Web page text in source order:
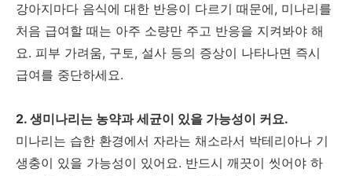
강아지마다 음식에 대한 반응이 다르기 때문에, 미나리를
처음 급여할 때는 아주 소량만 주고 반응을 지켜봐야 해
요. 피부 가려움, 구토, 설사 등의 증상이 나타나면 즉시
급여를 중단하세요.
2. 생미나리는 농약과 세균이 있을 가능성이 커요.
미나리는 습한 환경에서 자라는 채소라서 박테리아나 기
생충이 있을 가능성이 있어요. 반드시 깨끗이 씻어야 하